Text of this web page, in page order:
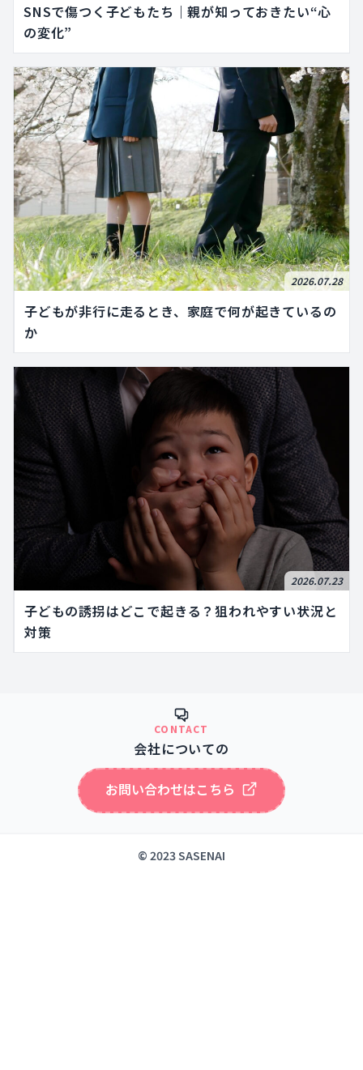
SNSで傷つく子どもたち｜親が知っておきたい“心
の変化”
2026.07.28
子どもが非行に走るとき、家庭で何が起きているの
か
2026.07.23
子どもの誘拐はどこで起きる？狙われやすい状況と
対策
CONTACT
会社についての
お問い合わせはこちら
© 2023 SASENAI